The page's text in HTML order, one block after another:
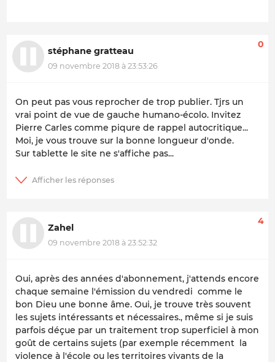
stéphane gratteau
09 novembre 2018 à 23:53:26
0
On peut pas vous reprocher de trop publier. Tjrs un
vrai point de vue de gauche humano-écolo. Invitez
Pierre Carles comme piqure de rappel autocritique...
Moi, je vous trouve sur la bonne longueur d'onde.
Sur tablette le site ne s'affiche pas...
Zahel
09 novembre 2018 à 23:52:32
4
Oui, après des années d'abonnement, j'attends encore
chaque semaine l'émission du vendredi comme le
bon Dieu une bonne âme. Oui, je trouve très souvent
les sujets intéressants et nécessaires., même si je suis
parfois déçue par un traitement trop superficiel à mon
goût de certains sujets (par exemple récemment la
violence à l'école ou les territoires vivants de la